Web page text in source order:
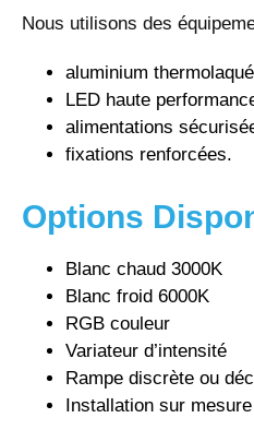
Nous utilisons des
aluminium
LED haute
alimentations
fixations renforcées.
Options
Blanc chaud 3000K
Blanc froid 6000K
RGB couleur
Variateur d’intensité
Rampe discrète ou
Installation sur mesure